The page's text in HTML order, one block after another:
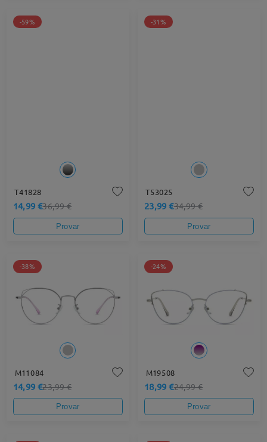
-59%
T41828
14,99 €36,99 €
Provar
-31%
T53025
23,99 €34,99 €
Provar
-38%
M11084
14,99 €23,99 €
Provar
-24%
M19508
18,99 €24,99 €
Provar